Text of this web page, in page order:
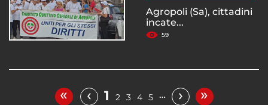
Agropoli (Sa), cittadini
incate...
59
« ‹ 1 2 3 4 5 … › »